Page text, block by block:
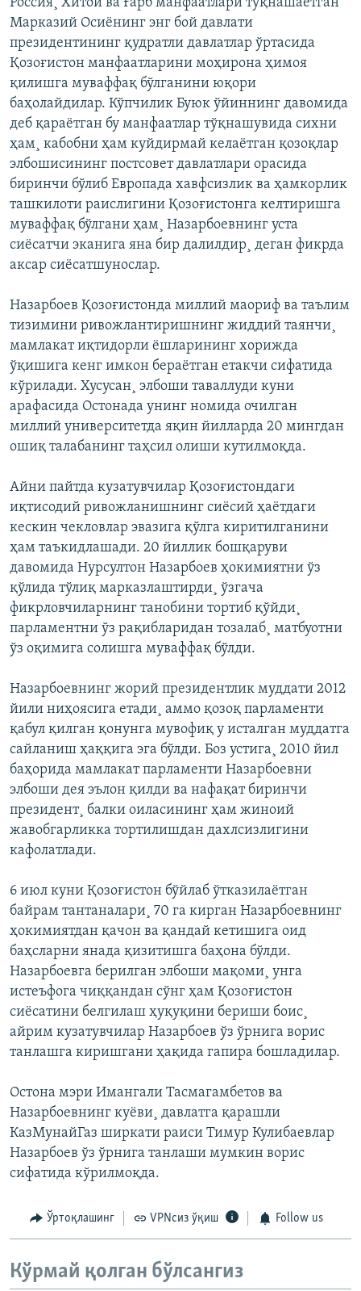
Россия¸ Хитой ва Ғарб манфаатлари тўқнашаëтган
Марказий Осиëнинг энг бой давлати
президентининг қудратли давлатлар ўртасида
Қозоғистон манфаатларини моҳирона ҳимоя
қилишга муваффақ бўлганини юқори
баҳолайдилар. Кўпчилик Буюк ўйиннинг давомида
деб қараëтган бу манфаатлар тўқнашувида сихни
ҳам¸ кабобни ҳам куйдирмай келаëтган қозоқлар
элбошисининг постсовет давлатлари орасида
биринчи бўлиб Европада хавфсизлик ва ҳамкорлик
ташкилоти раислигини Қозоғистонга келтиришга
муваффақ бўлгани ҳам¸ Назарбоевнинг уста
сиëсатчи эканига яна бир далилдир¸ деган фикрда
аксар сиëсатшунослар.
Назарбоев Қозоғистонда миллий маориф ва таълим
тизимини ривожлантиришнинг жиддий таянчи¸
мамлакат иқтидорли ëшларининг хорижда
ўқишига кенг имкон бераëтган етакчи сифатида
кўрилади. Хусусан¸ элбоши таваллуди куни
арафасида Остонада унинг номида очилган
миллий университетда яқин йилларда 20 мингдан
ошиқ талабанинг таҳсил олиши кутилмоқда.
Айни пайтда кузатувчилар Қозоғистондаги
иқтисодий ривожланишнинг сиëсий ҳаëтдаги
кескин чекловлар эвазига қўлга киритилганини
ҳам таъкидлашади. 20 йиллик бошқаруви
давомида Нурсултон Назарбоев ҳокимиятни ўз
қўлида тўлиқ марказлаштирди¸ ўзгача
фикрловчиларнинг танобини тортиб қўйди¸
парламентни ўз рақибларидан тозалаб¸ матбуотни
ўз оқимига солишга муваффақ бўлди.
Назарбоевнинг жорий президентлик муддати 2012
йили ниҳоясига етади¸ аммо қозоқ парламенти
қабул қилган қонунга мувофиқ у исталган муддатга
сайланиш ҳаққига эга бўлди. Боз устига¸ 2010 йил
баҳорида мамлакат парламенти Назарбоевни
элбоши дея эълон қилди ва нафақат биринчи
президент¸ балки оиласининг ҳам жиноий
жавобгарликка тортилишдан дахлсизлигини
кафолатлади.
6 июл куни Қозоғистон бўйлаб ўтказилаëтган
байрам тантаналари¸ 70 га кирган Назарбоевнинг
ҳокимиятдан қачон ва қандай кетишига оид
баҳсларни янада қизитишга баҳона бўлди.
Назарбоевга берилган элбоши мақоми¸ унга
истеъфога чиққандан сўнг ҳам Қозоғистон
сиëсатини белгилаш ҳуқуқини бериши боис¸
айрим кузатувчилар Назарбоев ўз ўрнига ворис
танлашга киришгани ҳақида гапира бошладилар.
Остона мэри Имангали Тасмагамбетов ва
Назарбоевнинг куëви¸ давлатга қарашли
КазМунайГаз ширкати раиси Тимур Кулибаевлар
Назарбоев ўз ўрнига танлаши мумкин ворис
сифатида кўрилмоқда.
Ўртоқлашинг VPNсиз ўқиш Follow us
Кўрмай қолган бўлсангиз